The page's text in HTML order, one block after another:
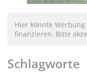
Hier könnte
finanzieren. Bitte
Schlagworte